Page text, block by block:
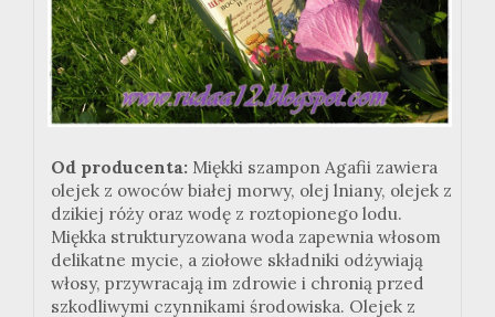
Od producenta: Miękki szampon Agafii zawiera
olejek z owoców białej morwy, olej lniany, olejek z
dzikiej róży oraz wodę z roztopionego lodu.
Miękka strukturyzowana woda zapewnia włosom
delikatne mycie, a ziołowe składniki odżywiają
włosy, przywracają im zdrowie i chronią przed
szkodliwymi czynnikami środowiska. Olejek z